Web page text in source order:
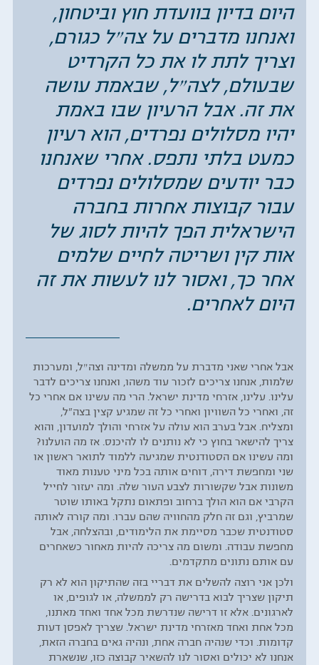
היום בדיון בוועדת חוץ וביטחון,
ואנחנו מדברים על צה״ל כגורם,
וצריך לתת לו את כל הקרדיט
שבעולם, לצה״ל, שבאמת עושה
את זה. אבל הרעיון שבו באמת
יהיו מסלולים נפרדים, הוא רעיון
כמעט בלתי נתפס. אחרי שאנחנו
כבר יודעים שמסלולים נפרדים
עבור קבוצות אחרות בחברה
הישראלית הפך להיות לסוג של
אות קין ושריטה לחיים שלמים
אחר כך, ואסור לנו לעשות את זה
היום לאחרים.
אבל אחרי שאני מדברת על ממשלה ומדינה וצה״ל, ומערכות
שלמות, אנחנו צריכים לזכור עוד משהו, ואנחנו צריכים לדבר
עלינו. עלינו, אזרחי מדינת ישראל. הרי מה עשינו אם אחרי כל
זה, ואחרי כל השוויון ואחרי כל זה שמגיע קצין בצה"ל,
ומצליח. אבל בערב הוא עולה על אזרחי והולך למועדון, והוא
צריך להישאר בחוץ כי לא נותנים לו להיכנס. אז מה הועלנו?
ומה עשינו אם הסטודנטית שמגיעה ללמוד לתואר ראשון או
שני ומחפשת דירה, דוחים אותה בכל מיני טענות מאוד
משונות אבל שקשורות לצבע העור שלה. ומה יעזור לחייל
הקרבי אם הוא הולך ברחוב ופתאום נתקל באותו שוטר
שמרביץ, וגם זה חלק מהחוויה שהם עברו. ומה קורה לאותה
סטודנטית שכבר מסיימת את הלימודים, ובהצלחה, אבל
מחפשת עבודה. ומשום מה צריכה להיות מאחור כשאחרים
עם אותם נתונים מתקדמים.
ולכן אני רוצה להשלים את דבריי בזה שהתיקון הוא לא רק
תיקון שצריך לבוא בדרישה רק לממשלה, או לגופים, או
לארגונים. אלא זו דרישה שנדרשת מכל אחד ואחד מאתנו,
מכל אחת ואחד מאזרחי מדינת ישראל. שצריך לאפסן דעות
קדומות. וכדי שנהיה חברה אחת, ונהיה גאים בחברה הזאת,
אנחנו לא יכולים ואסור לנו להשאיר קבוצה כזו, שנשארת